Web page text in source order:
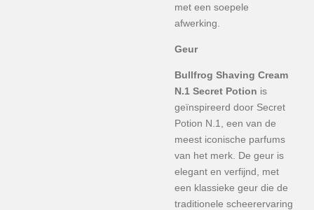
met een soepele
afwerking.
Geur
Bullfrog Shaving Cream
N.1 Secret Potion is
geïnspireerd door Secret
Potion N.1, een van de
meest iconische parfums
van het merk. De geur is
elegant en verfijnd, met
een klassieke geur die de
traditionele scheerervaring